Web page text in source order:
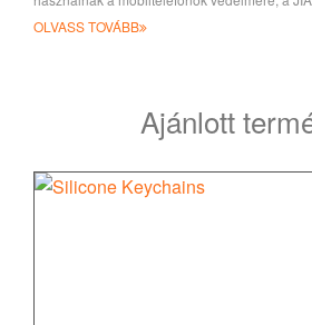
szállít
OLVASS TOVÁBB
Ajánlott